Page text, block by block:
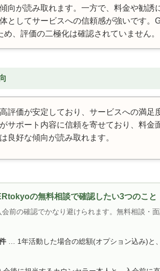
向が読み取れます。一方で、料金や勧誘
としてサービスへの信頼感が強いです。
、評価の二極化は確認されていません。
評価が安定しており、サービスへの満足
サポート内容に信頼を寄せており、料金
良好な傾向が読み取れます。
の無料相談で確認したい3つのこと
前の確認でかなり避けられます。無料相談・
… 1年活動した場合の総額(オプション込み)と